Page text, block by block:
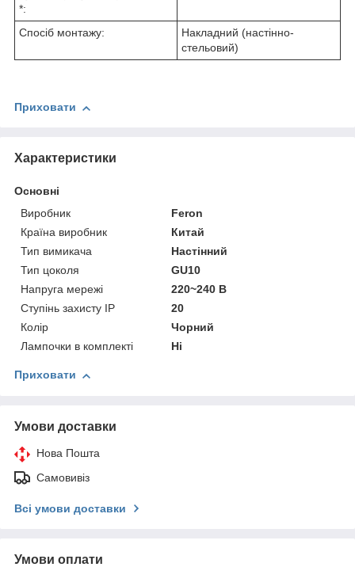
*:
Спосіб монтажу:
Накладний (настінно-
стельовий)
Приховати
Характеристики
Основні
Виробник
Feron
Країна виробник
Китай
Тип вимикача
Настінний
Тип цоколя
GU10
Напруга мережі
220~240 В
Ступінь захисту IP
20
Колір
Чорний
Лампочки в комплекті
Ні
Приховати
Умови доставки
Нова Пошта
Самовивіз
Всі умови доставки
Умови оплати